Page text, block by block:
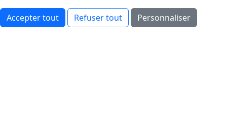
Accepter tout Refuser tout Personnaliser